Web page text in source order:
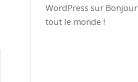
WordPress sur Bonjour
tout le monde !